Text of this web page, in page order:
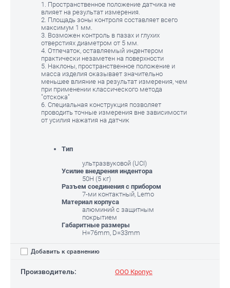
1. Пространственное положение датчика не
влияет на результат измерения.
2. Площадь зоны контроля составляет всего
максимум 1 мм.
3. Возможен контроль в пазах и глухих
отверстиях диаметром от 5 мм.
4. Отпечаток, оставляемый индентером
практически незаметен на поверхности
5. Наклоны, пространственное положение и
масса изделия оказывает значительно
меньшее влияние на результат измерения, чем
при применении классического метода
"отскока"
6. Специальная конструкция позволяет
проводить точные измерения вне зависимости
от усилия нажатия на датчик
Тип
ультразвуковой (UCI)
Усилие внедрения индентора
50Н (5 кг)
Разъем соединения с прибором
7-ми контактный, Lemo
Материал корпуса
алюминий с защитным
покрытием
Габаритные размеры
H=76mm, D=33mm
Добавить к сравнению
Производитель: ООО Кропус